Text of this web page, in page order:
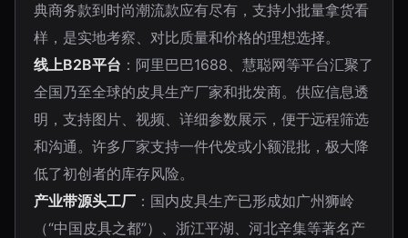
典商务款到时尚潮流款应有尽有，支持小批量拿货看
样，是实地考察、对比质量和价格的理想选择。
线上B2B平台 ：阿里巴巴1688、慧聪网等平台汇聚了
全国乃至全球的皮具生产厂家和批发商。供应信息透
明，支持图片、视频、详细参数展示，便于远程筛选
和沟通。许多厂家支持一件代发或小额混批，极大降
低了初创者的库存风险。
产业带源头工厂 ：国内皮具生产已形成如广州狮岭
（“中国皮具之都”）、浙江平湖、河北辛集等著名产